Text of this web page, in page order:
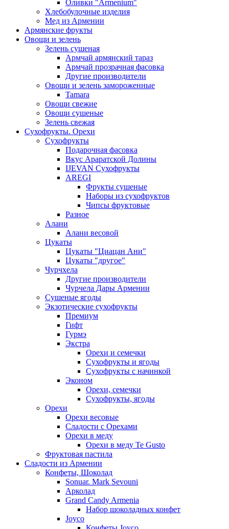
Оливки "Armenium"
Хлебобулочные изделия
Мед из Армении
Армянские фрукты
Овощи и зелень
Зелень сушеная
Армчай армянский тараз
Армчай прозрачная фасовка
Другие производители
Овощи и зелень замороженные
Tamara
Овощи свежие
Овощи сушеные
Зелень свежая
Сухофрукты. Орехи
Сухофрукты
Подарочная фасовка
Вкус Араратской Долины
IJEVAN Сухофрукты
AREGI
Фрукты сушеные
Наборы из сухофруктов
Чипсы фруктовые
Разное
Алани
Алани весовой
Цукаты
Цукаты "Циацан Ани"
Цукаты "другое"
Чурчхела
Другие производители
Чурчела Дары Армении
Сушеные ягоды
Экзотические сухофрукты
Премиум
Гифт
Гурмэ
Экстра
Орехи и семечки
Сухофрукты и ягоды
Сухофрукты с начинкой
Эконом
Орехи, семечки
Сухофрукты, ягоды
Орехи
Орехи весовые
Сладости с Орехами
Орехи в меду
Орехи в меду Te Gusto
Фруктовая пастила
Сладости из Армении
Конфеты, Шоколад
Sonuar. Mark Sevouni
Арколад
Grand Candy Armenia
Набор шоколадных конфет
Joyco